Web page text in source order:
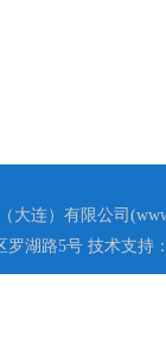
技术参数
大连）有限公司
罗湖路5号 技术支持